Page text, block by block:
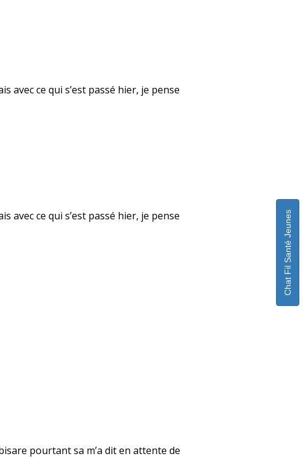
avec ce qui s’est passé hier, je pense
avec ce qui s’est passé hier, je pense
pourtant sa m’a dit en attente de
Chat Fil Santé Jeunes